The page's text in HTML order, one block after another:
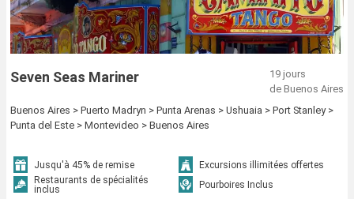
Seven Seas Mariner
19 jours
de Buenos Aires
Buenos Aires > Puerto Madryn > Punta Arenas > Ushuaia > Port Stanley >
Punta del Este > Montevideo > Buenos Aires
Jusqu'à 45% de remise
Excursions illimitées offertes
Restaurants de spécialités
inclus
Pourboires Inclus